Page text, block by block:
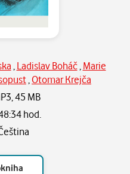
Ladislav Boháč, Marie
Otomar Krejča
45 MB
hod.